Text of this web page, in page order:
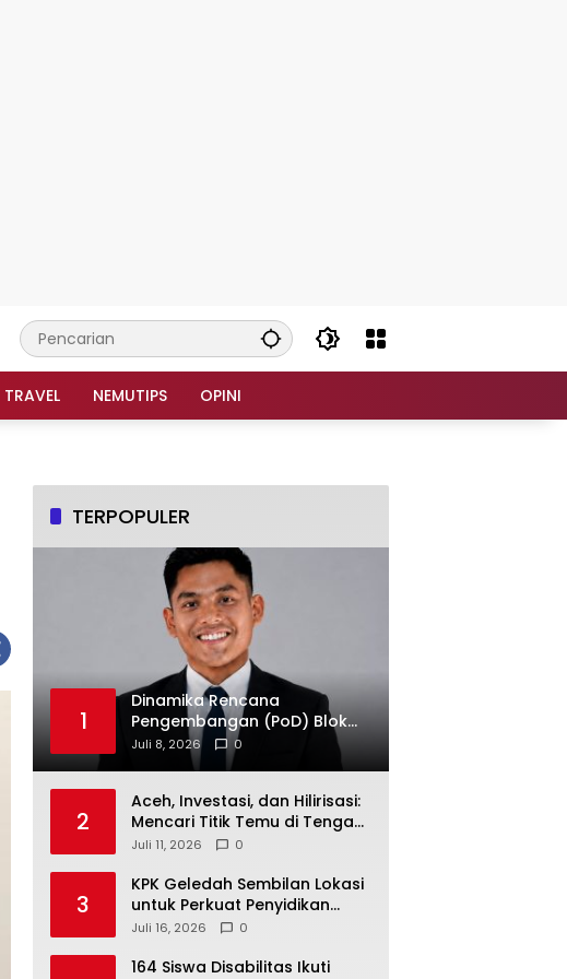
TRAVEL NEMUTIPS OPINI
TERPOPULER
1
Dinamika Rencana
Pengembangan (PoD) Blok
Andaman: Jangan Sampai
Harapan Investasi Aceh
Juli 8, 2026 0
2
Aceh, Investasi, dan Hilirisasi:
Mencari Titik Temu di Tengah
Polemik Blok Andaman
Juli 11, 2026 0
3
KPK Geledah Sembilan Lokasi
untuk Perkuat Penyidikan
Dugaan Pemerasan Bupati
Juli 16, 2026 0
164 Siswa Disabilitas Ikuti